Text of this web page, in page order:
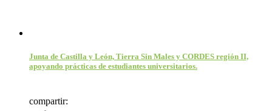
Junta de Castilla y León, Tierra Sin Males y CORDES región II,
apoyando prácticas de estudiantes universitarios.
compartir: